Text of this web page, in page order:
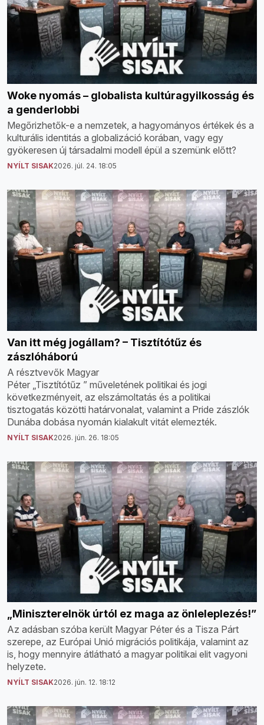
Woke nyomás – globalista kultúragyilkosság és
a genderlobbi
Megőrizhetők-e a nemzetek, a hagyományos értékek és a
kulturális identitás a globalizáció korában, vagy egy
gyökeresen új társadalmi modell épül a szemünk előtt?
NYÍLT SISAK2026. júl. 24. 18:05
Van itt még jogállam? – Tisztítótűz és
zászlóháború
A résztvevők Magyar
Péter „Tisztítótűz ” műveletének politikai és jogi
következményeit, az elszámoltatás és a politikai
tisztogatás közötti határvonalat, valamint a Pride zászlók
Dunába dobása nyomán kialakult vitát elemezték.
NYÍLT SISAK2026. jún. 26. 18:05
„Miniszterelnök úrtól ez maga az önleleplezés!”
Az adásban szóba került Magyar Péter és a Tisza Párt
szerepe, az Európai Unió migrációs politikája, valamint az
is, hogy mennyire átlátható a magyar politikai elit vagyoni
helyzete.
NYÍLT SISAK2026. jún. 12. 18:12